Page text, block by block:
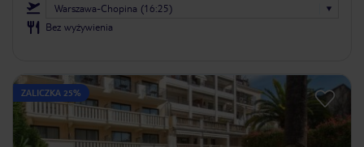
Warszawa-Chopina (16:25)
Bez wyżywienia
ZALICZKA 25%